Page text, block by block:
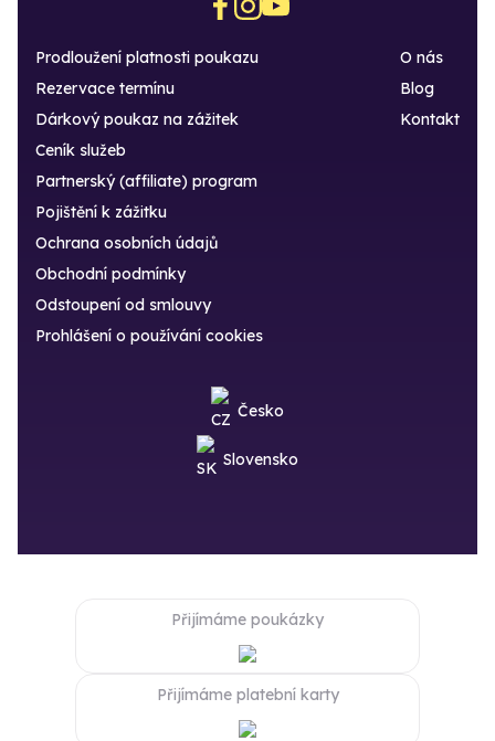
Prodloužení platnosti poukazu
Rezervace termínu
Dárkový poukaz na zážitek
O nás
Blog
Kontakt
Ceník služeb
Partnerský (affiliate) program
Pojištění k zážitku
Ochrana osobních údajů
Obchodní podmínky
Odstoupení od smlouvy
Prohlášení o používání cookies
Česko
Slovensko
Přijímáme poukázky
Přijímáme platební karty